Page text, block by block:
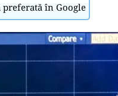
preferată în Google